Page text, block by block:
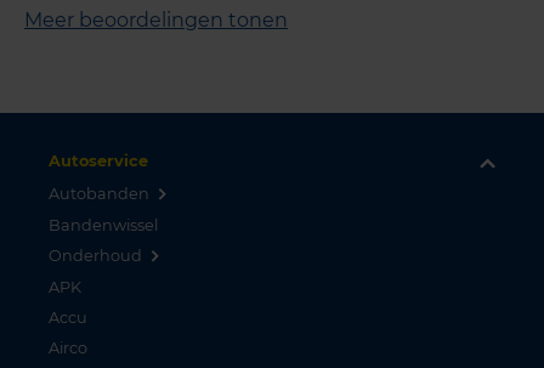
Meer beoordelingen tonen
Autoservice
Autobanden
Bandenwissel
Onderhoud
APK
Accu
Airco